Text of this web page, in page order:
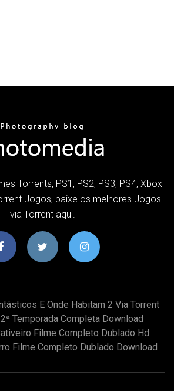
Torrents, PS1, PS2, PS3, PS4, Xbox
Jogos, baixe os melhores Jogos
via Torrent aqui.
E Onde Habitam 2 Via Torrent
Temporada Completa Download
Filme Completo Dublado Hd
Filme Completo Dublado Download